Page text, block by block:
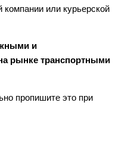
или курьерской
и
рынке транспортными
пропишите это при